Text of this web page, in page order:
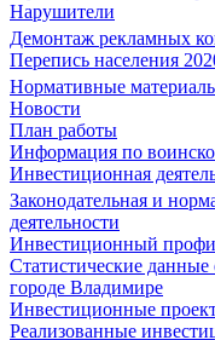
Нарушители
Демонтаж рекламных
Перепись населения
Нормативные
Новости
План работы
Информация по
Инвестиционная
Законодательная и
деятельности
Инвестиционный
Статистические
городе Владимире
Инвестиционные
Реализованные